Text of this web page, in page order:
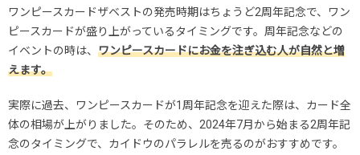
ワンピースカードザベストの発売時期はちょうど2周年記念で、ワン
ピースカードが盛り上がっているタイミングです。周年記念などの
イベントの時は、 ワンピースカードにお金を注ぎ込む人が自然と増
えます。
実際に過去、ワンピースカードが1周年記念を迎えた際は、カード全
体の相場が上がりました。そのため、2024年7月から始まる2周年記
念のタイミングで、カイドウのパラレルを売るのがおすすめです。